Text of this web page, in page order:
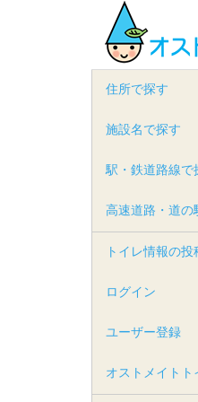
住所で探す
施設名で探す
駅・鉄道路線で
高速道路・道の
トイレ情報の投
ログイン
ユーザー登録
オストメイト